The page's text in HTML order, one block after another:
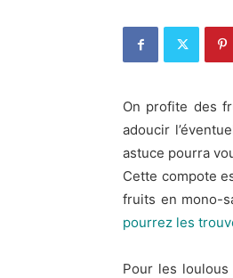
On profite des
adoucir
astuce pourra
Cette compote
fruits en mono-
pourrez les
Pour les